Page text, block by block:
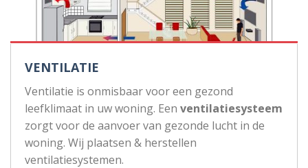
VENTILATIE
Ventilatie is onmisbaar voor een gezond
leefklimaat in uw woning. Een ventilatiesysteem
zorgt voor de aanvoer van gezonde lucht in de
woning. Wij plaatsen & herstellen
ventilatiesystemen.